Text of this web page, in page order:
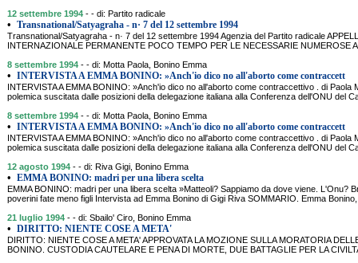
12 settembre 1994 - - di: Partito radicale
• Transnational/Satyagraha - n· 7 del 12 settembre 1994
Transnational/Satyagraha - n· 7 del 12 settembre 1994 Agenzia del Partito radicale
INTERNAZIONALE PERMANENTE POCO TEMPO PER LE NECESSARIE NUMEROSE
8 settembre 1994 - - di: Motta Paola, Bonino Emma
• INTERVISTA A EMMA BONINO: »Anch'io dico no all'aborto come contraccett
INTERVISTA A EMMA BONINO: »Anch'io dico no all'aborto come contraccettivo . di
polemica suscitata dalle posizioni della delegazione italiana alla Conferenza dell'ONU del
8 settembre 1994 - - di: Motta Paola, Bonino Emma
• INTERVISTA A EMMA BONINO: »Anch'io dico no all'aborto come contraccett
INTERVISTA A EMMA BONINO: »Anch'io dico no all'aborto come contraccettivo . di
polemica suscitata dalle posizioni della delegazione italiana alla Conferenza dell'ONU del
12 agosto 1994 - - di: Riva Gigi, Bonino Emma
• EMMA BONINO: madri per una libera scelta
EMMA BONINO: madri per una libera scelta »Matteoli? Sappiamo da dove viene. L'Onu?
poverini fate meno figli Intervista ad Emma Bonino di Gigi Riva SOMMARIO. Emma
21 luglio 1994 - - di: Sbailo' Ciro, Bonino Emma
• DIRITTO: NIENTE COSE A META'
DIRITTO: NIENTE COSE A META' APPROVATA LA MOZIONE SULLA MORATORIA
BONINO. CUSTODIA CAUTELARE E PENA DI MORTE, DUE BATTAGLIE PER LA